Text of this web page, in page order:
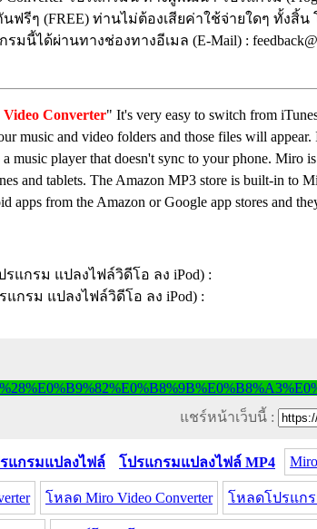
ฟรีๆ (FREE) ท่านไม่ต้องเสียค่าใช้จ่ายใดๆ ทั้งสิ้
นี้ได้ผ่านทางช่องทางอีเมล (E-Mail) :
Converter" It's very easy to switch from
music and video folders and those files will
music player that doesn't sync to your phone. Miro
and tablets. The Amazon MP3 store is built-in to
apps from the Amazon or Google app stores and
แชร์หน้าเว็บนี้ :
แกรมแปลงไฟล์ โปรแกรมแปลงไฟล์ MP4
โหลด Miro Video Converter โหลดโปรแกร